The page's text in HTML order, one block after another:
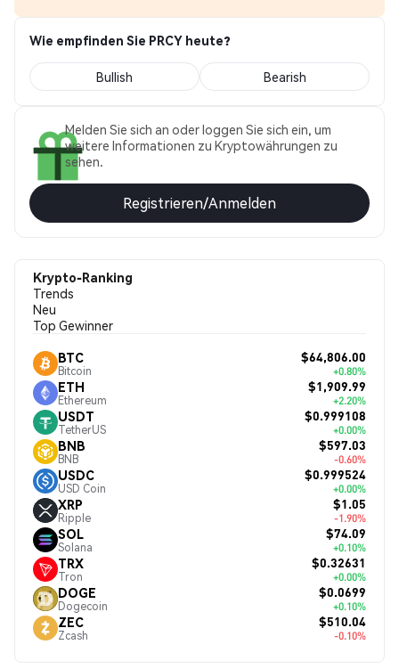
Wie empfinden Sie PRCY heute?
Bullish Bearish
Melden Sie sich an oder loggen Sie sich ein, um
weitere Informationen zu Kryptowährungen zu
sehen.
Registrieren/Anmelden
Krypto-Ranking
Trends
Neu
Top Gewinner
BTC
Bitcoin
$64,806.00
+0.80%
ETH
Ethereum
$1,909.99
+2.20%
USDT
TetherUS
$0.999108
+0.00%
BNB
BNB
$597.03
-0.60%
USDC
USD Coin
$0.999524
+0.00%
XRP
Ripple
$1.05
-1.90%
SOL
Solana
$74.09
+0.10%
TRX
Tron
$0.32631
+0.00%
DOGE
Dogecoin
$0.0699
+0.10%
ZEC
Zcash
$510.04
-0.10%